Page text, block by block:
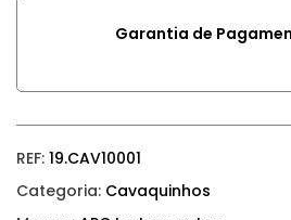
Garantia de
REF: 19.CAV10001
Categoria: Cavaquinhos